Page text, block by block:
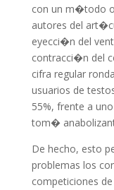
con un m�todo
autores del
eyecci�n del
contracci�n del
cifra regular
usuarios de
55%, frente a
tom�
De hecho, esto
problemas los
competiciones